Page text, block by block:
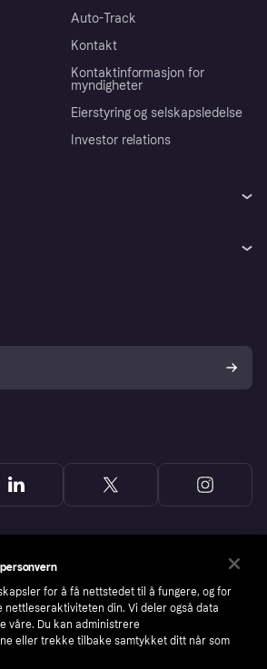
Auto-Track
Kontakt
Kontaktinformasjon for
myndigheter
Eierstyring og selskapsledelse
Investor relations
personvern
for å få nettstedet til å fungere, og for
nettleseraktiviteten din. Vi deler også data
våre. Du kan administrere
eller trekke tilbake samtykket ditt når som